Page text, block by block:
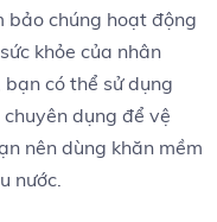
bảo chúng hoạt động
khỏe của nhân
có thể sử dụng
dụng để vệ
nên dùng khăn mềm
nước.